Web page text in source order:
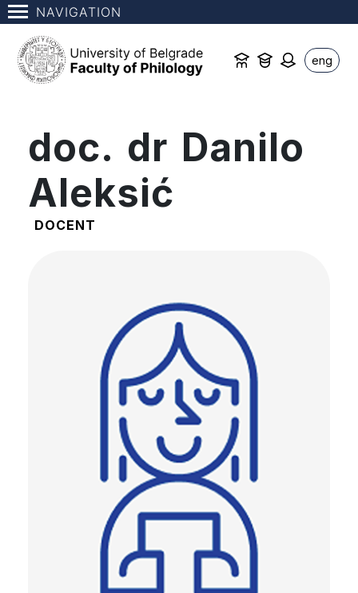
NAVIGATION
eng
doc. dr Danilo
Aleksić
DOCENT